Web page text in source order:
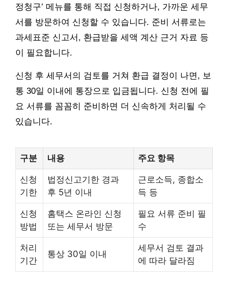
정청구’ 메뉴를 통해 직접 신청하거나, 가까운 세무
서를 방문하여 신청할 수 있습니다. 준비 서류로는
과세표준 신고서, 환급받을 세액 계산 근거 자료 등
이 필요합니다.
신청 후 세무서의 검토를 거쳐 환급 결정이 나면, 보
통 30일 이내에 통장으로 입금됩니다. 신청 전에 필
요 서류를 꼼꼼히 준비하면 더 신속하게 처리될 수
있습니다.
구분 내용 주요 항목
신청
기한
법정신고기한 경과
후 5년 이내
근로소득, 종합소
득 등
신청
방법
홈택스 온라인 신청
또는 세무서 방문
필요 서류 준비 필
수
처리
기간
통상 30일 이내
세무서 검토 결과
에 따라 달라짐